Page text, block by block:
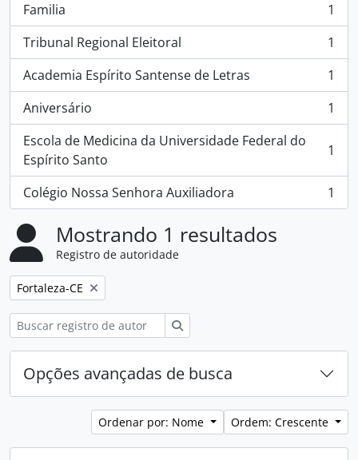
Familia
, 1 resultados
1
Tribunal Regional Eleitoral
, 1 resultados
1
Academia Espírito Santense de Letras
, 1 resultados
1
Aniversário
, 1 resultados
1
Escola de Medicina da Universidade Federal do
Espírito Santo
, 1 resultados 1
Colégio Nossa Senhora Auxiliadora
, 1 resultados 1
Mostrando 1 resultados
Registro de autoridade
Remover filtro:
Fortaleza-CE
Opções avançadas de busca
Ordenar por: Nome Ordem: Crescente